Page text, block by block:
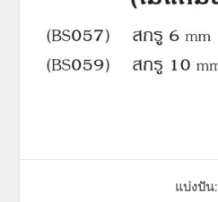
แบ่งปัน: